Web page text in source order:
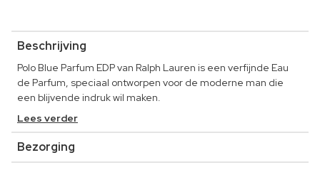
Beschrijving
Polo Blue Parfum EDP van Ralph Lauren is een verfijnde Eau
de Parfum, speciaal ontworpen voor de moderne man die
een blijvende indruk wil maken.
Lees verder
Bezorging